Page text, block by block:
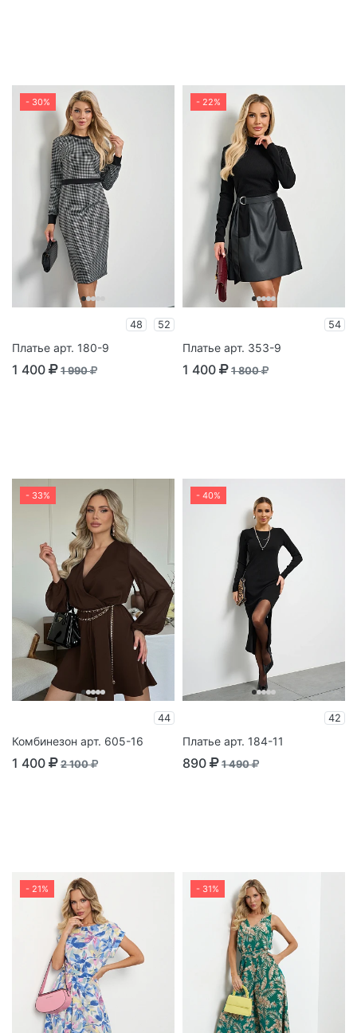
- 30%
48 52
Платье арт. 180-9
1 400 1 990
- 22%
54
Платье арт. 353-9
1 400 1 800
- 33%
44
Комбинезон арт. 605-16
1 400 2 100
- 40%
42
Платье арт. 184-11
890 1 490
- 21% - 31%